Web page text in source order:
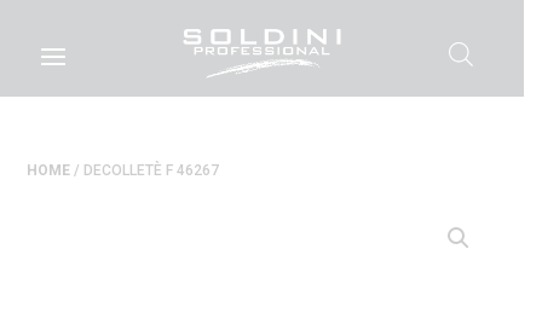
HOME/ DECOLLETÈ F 46267